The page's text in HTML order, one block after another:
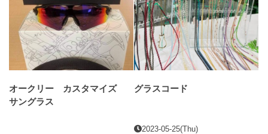
オークリー カスタマイズ
サングラス
グラスコード
2023-05-25(Thu)